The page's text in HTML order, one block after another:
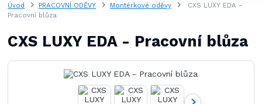
Úvod PRACOVNÍ ODĚVY Montérkové oděvy
CXS LUXY EDA -
Pracovní blůza
CXS LUXY EDA - Pracovní blůza